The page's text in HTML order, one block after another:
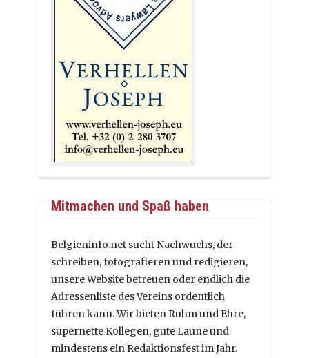
Mitmachen und Spaß haben
Belgieninfo.net sucht Nachwuchs, der
schreiben, fotografieren und redigieren,
unsere Website betreuen oder endlich die
Adressenliste des Vereins ordentlich
führen kann. Wir bieten Ruhm und Ehre,
supernette Kollegen, gute Laune und
mindestens ein Redaktionsfest im Jahr.